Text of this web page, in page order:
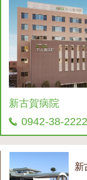
新古賀病院
0942-38-2222
新